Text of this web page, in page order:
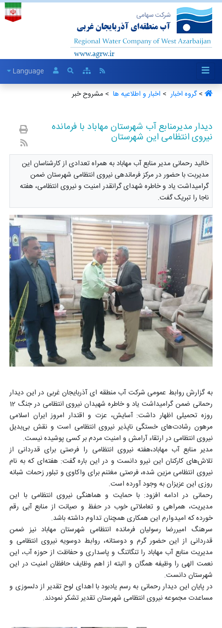
Language
>گروه اخبار ‏ > اخبار و اطلاعیه ها ‏ > مشروح خبر
دیدار مدیرمنابع آب شهرستان مهاباد با فرمانده
نیروی انتظامی این شهرستان
خالید رحمانی مدیر منابع آب مهاباد به همراه تعدادی از کارشناسان این
مدیربت با حضور در مرکز فرماندهی نیروی انتظامی شهرستان ضمن
گرامیداشت یاد و خاطره شهدای گرانقدر امنیت و نیروی انتظامی، هفته
ناجا را تبریک گفت.
به گزارش روابط عمومی شرکت آب منطقه ای آذربایجان غربی در این دیدار
رحمانی ضمن گرامیداشت یاد و خاطره شهیدان نیروی انتظامی در جنگ 12
روزه تحمیلی اظهار داشت: آسایش، عزت و اقتدار امروز ایران اسلامی
مرهون رشادت‌های خستگی ناپذیر نیروی انتظامی است و نقش بی‌بدیل
نیروی انتظامی در ارتقاء آرامش و امنیت مردم بر کسی پوشیده نیست.
مدیر منابع آب مهاباد،هفته نیروی انتظامی را فرصتی برای قدردانی از
تلاش‌های کارکنان این نیرو دانست و در این باره گفت: هفته‌ای که به نام
نیروی انتظامی مزین شده، فرصتی مغتنم برای واکاوی و تبلور زحمات شبانه
روزی این عزیزان به وجود آورده است.
رحمانی در ادامه افزود: با حمایت و هماهنگی نیروی انتظامی با این
مدیریت، همراهی و تعاملاتی خوب در حفظ و صیانت از منابع آبی رقم
خورده که امیدوارم این همکاری همچنان تداوم داشته باشد.
سرهنگ امیررضا رسولیان فرمانده انتظامی شهرستان مهاباد نیز ضمن
قدردانی از این حضور گرم و دوستانه، روابط دوسویه نیروی انتظامی و
مدیریت منابع آب مهاباد را تنگاتنگ و پاسداری و حفاظت از حوزه آب، این
نعمت الهی را وظیفه همگان و البته از اهم وظایف حافظان امنیت در این
شهرستان دانست.
در پایان این دیدار رحمانی به رسم یادبود با اهدای لوح تقدیر از دلسوزی و
مساعدت مجموعه نیروی انتظامی شهرستان تقدیر تشکر نمودند.